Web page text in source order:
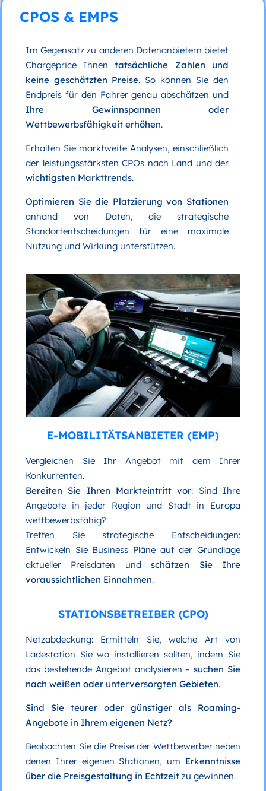
CPOS & EMPS
Im Gegensatz zu anderen Datenanbietern bietet
Chargeprice Ihnen tatsächliche Zahlen und
keine geschätzten Preise. So können Sie den
Endpreis für den Fahrer genau abschätzen und
Ihre Gewinnspannen oder
Wettbewerbsfähigkeit erhöhen.
Erhalten Sie marktweite Analysen, einschließlich
der leistungsstärksten CPOs nach Land und der
wichtigsten Markttrends.
Optimieren Sie die Platzierung von Stationen
anhand von Daten, die strategische
Standortentscheidungen für eine maximale
Nutzung und Wirkung unterstützen.
E-MOBILITÄTSANBIETER (EMP)
Vergleichen Sie Ihr Angebot mit dem Ihrer
Konkurrenten.
Bereiten Sie Ihren Markteintritt vor: Sind Ihre
Angebote in jeder Region und Stadt in Europa
wettbewerbsfähig?
Treffen Sie strategische Entscheidungen:
Entwickeln Sie Business Pläne auf der Grundlage
aktueller Preisdaten undschätzen Sie Ihre
voraussichtlichen Einnahmen.
STATIONSBETREIBER (CPO)
Netzabdeckung: Ermitteln Sie, welche Art von
Ladestation Sie wo installieren sollten, indem Sie
das bestehende Angebot analysieren –suchen Sie
nach weißen oder unterversorgten Gebieten.
Sind Sie teurer oder günstiger als Roaming-
Angebote in Ihrem eigenen Netz?
Beobachten Sie die Preise der Wettbewerber neben
denen Ihrer eigenen Stationen, um Erkenntnisse
über die Preisgestaltung in Echtzeit zu gewinnen.